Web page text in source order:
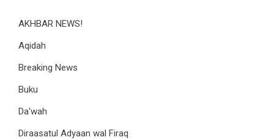
AKHBAR NEWS!
Aqidah
Breaking News
Buku
Da'wah
Diraasatul Adyaan wal Firaq